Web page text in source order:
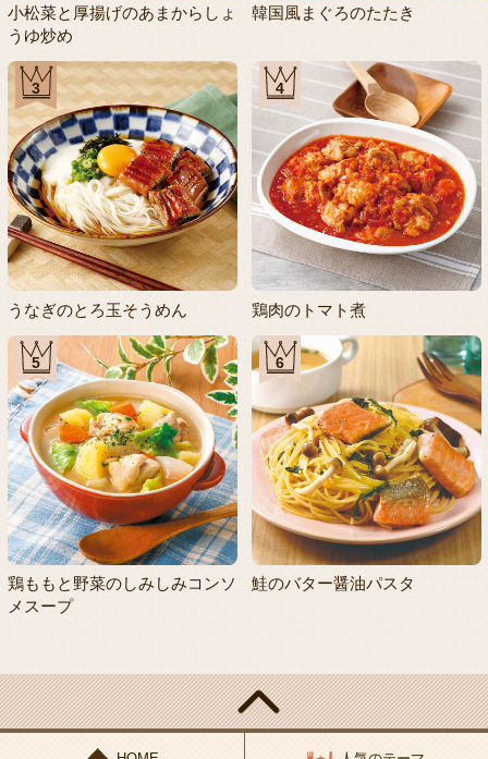
小松菜と厚揚げのあまからしょ
うゆ炒め
韓国風まぐろのたたき
3
うなぎのとろ玉そうめん
4
鶏肉のトマト煮
5
鶏ももと野菜のしみしみコンソ
メスープ
6
鮭のバター醤油パスタ